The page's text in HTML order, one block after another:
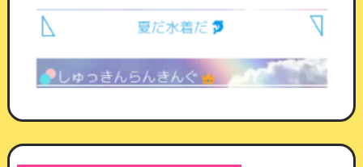
受付開始・受付終了 ：期間を区切れます。空
欄にした側は制限なしになります
公開状態：「停止する」にしている間はマイ
ページに出ません。中身を作り込んでから公
交換履歴が残ります